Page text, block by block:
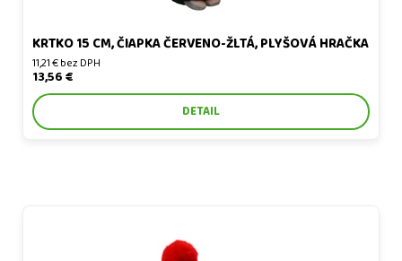
KRTKO 15 CM, ČIAPKA ČERVENO-ŽLTÁ, PLYŠOVÁ HRAČKA
11,21 € bez DPH
13,56 €
DETAIL
Krtko 15 cm, čiapka modrá-trikolóra, plyšová hračka